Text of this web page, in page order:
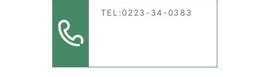
TEL:0223-34-0383